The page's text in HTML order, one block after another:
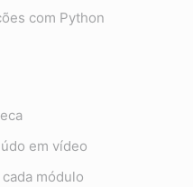
com Python
em vídeo
módulo